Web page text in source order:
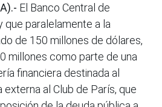
El Banco Central de
que paralelamente a la
de 150 millones de dólares,
millones como parte de una
financiera destinada al
al Club de París, que